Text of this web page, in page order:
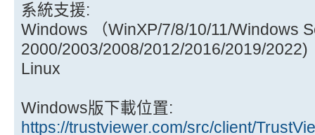
系統支援:
Windows （WinXP/7/8/10/11/Windows
2000/2003/2008/2012/2016/2019/2022)
Linux
Windows版下載位置:
https://trustviewer.com/src/client/